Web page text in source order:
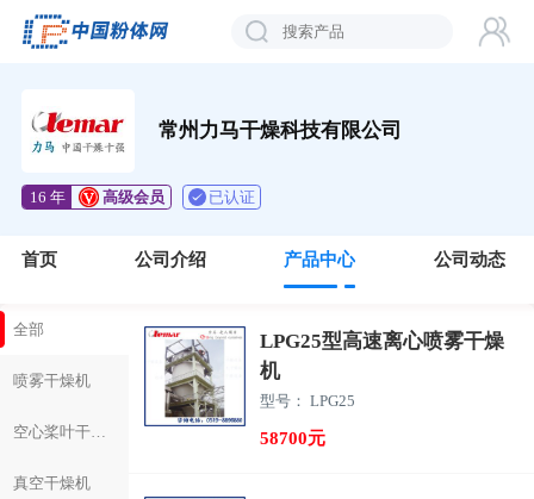
常州力马干燥科技有限公司
16 年 高级会员 已认证
首页 公司介绍 产品中心 公司动态
全部
喷雾干燥机
空心桨叶干燥机
真空干燥机
LPG25型高速离心喷雾干燥
机
型号： LPG25
58700元